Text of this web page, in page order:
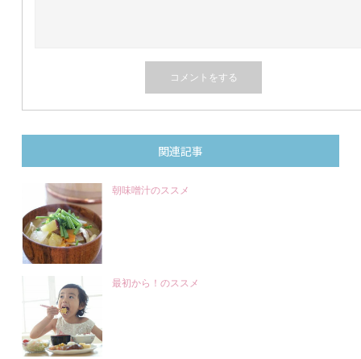
関連記事
朝味噌汁のススメ
最初から！のススメ